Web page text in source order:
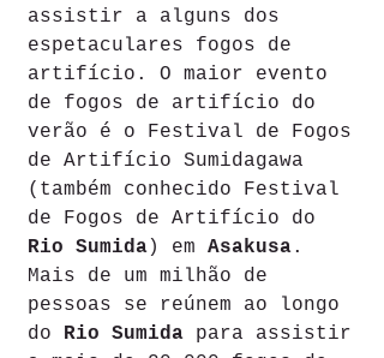
assistir a alguns dos
espetaculares fogos de
artifício. O maior evento
de fogos de artifício do
verão é o Festival de Fogos
de Artifício Sumidagawa
(também conhecido Festival
de Fogos de Artifício do
Rio Sumida) em Asakusa.
Mais de um milhão de
pessoas se reúnem ao longo
do Rio Sumida para assistir